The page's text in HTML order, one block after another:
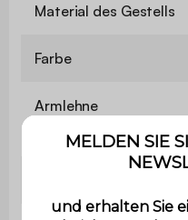
Material des Gestells
Farbe
Armlehne